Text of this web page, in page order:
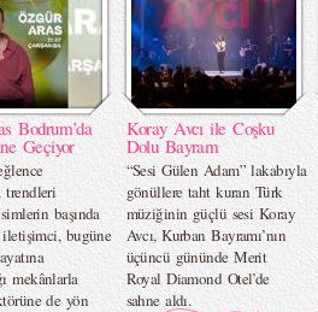
Bodrum’da
Geçiyor
trendleri
başında
bugüne
mekânlarla
de yön
Koray Avcı ile Coşku
Dolu Bayram
“Sesi Gülen Adam” lakabıyla
gönüllere taht kuran Türk
müziğinin güçlü sesi Koray
Avcı, Kurban Bayramı’nın
üçüncü gününde Merit
Royal Diamond Otel’de
sahne aldı.